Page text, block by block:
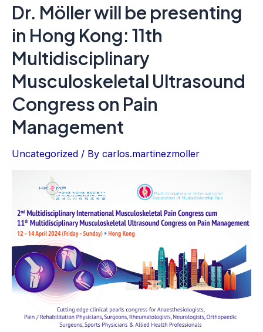
Dr. Möller will be presenting
in Hong Kong: 11th
Multidisciplinary
Musculoskeletal Ultrasound
Congress on Pain
Management
Uncategorized / By carlos.martinezmoller